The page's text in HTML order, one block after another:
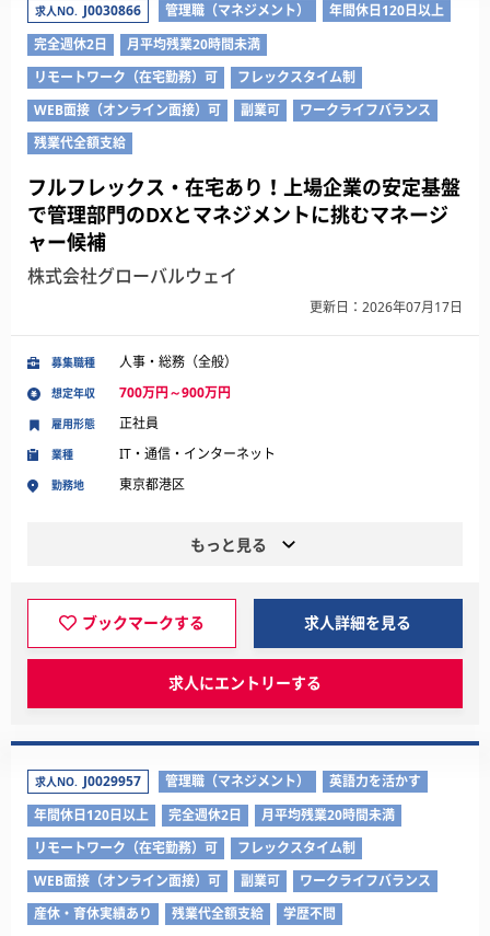
求人NO. J0030866 管理職（マネジメント）
年間休日120日以上
完全週休2日
月平均残業20時間未満
リモートワーク（在宅勤務）可
フレックスタイム制
WEB面接（オンライン面接）可
副業可
ワークライフバランス
残業代全額支給
フルフレックス・在宅あり！上場企業の安定基盤
で管理部門のDXとマネジメントに挑むマネージ
ャー候補
株式会社グローバルウェイ
更新日：2026年07月17日
募集職種 人事・総務（全般）
想定年収 700万円～900万円
業種 IT・通信・インターネット
勤務地 東京都港区
雇用形態 正社員
もっと見る
ブックマークする 求人詳細を見る
求人にエントリーする
求人NO. J0029957 管理職（マネジメント）
英語力を活かす
年間休日120日以上
完全週休2日
月平均残業20時間未満
リモートワーク（在宅勤務）可
フレックスタイム制
WEB面接（オンライン面接）可
副業可
ワークライフバランス
産休・育休実績あり
残業代全額支給 学歴不問